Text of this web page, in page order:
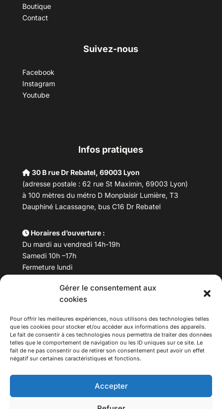
Gérer le consentement aux
cookies
Pour offrir les meilleures expériences, nous utilisons des technologies telles
que les cookies pour stocker et/ou accéder aux informations des appareils.
Le fait de consentir à ces technologies nous permettra de traiter des données
telles que le comportement de navigation ou les ID uniques sur ce site. Le
fait de ne pas consentir ou de retirer son consentement peut avoir un effet
négatif sur certaines caractéristiques et fonctions.
Accepter
Boutique
Contact
Suivez-nous
Facebook
Instagram
Youtube
Infos pratiques
30 B rue Dr Rebatel, 69003 Lyon
(adresse postale : 62 rue St Maximin, 69003 Lyon)
à 100 mètres du métro D Monplaisir Lumière, T3
Dauphiné Lacassagne, bus C16 Dr Rebatel
Horaires d’ouverture :
Du mardi au vendredi 14h-19h
Samedi 10h –17h
Fermeture lundi
Téléphone : 04 78 53 06 40
maisondesculturesasiatiques@asiexpo.com